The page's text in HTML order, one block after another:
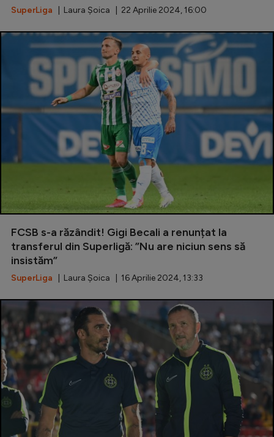
SuperLiga | Laura Șoica | 22 Aprilie 2024, 16:00
FCSB s-a răzândit! Gigi Becali a renunțat la
transferul din Superligă: ”Nu are niciun sens să
insistăm”
SuperLiga | Laura Șoica | 16 Aprilie 2024, 13:33